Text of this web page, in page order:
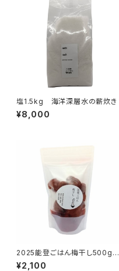
塩1.5kg 海洋深層水の薪炊き
¥8,000
2025能登ごはん梅干し500g
自然栽培
¥2,100